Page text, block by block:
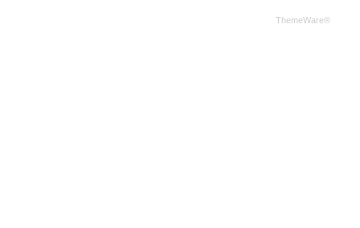
ThemeWare®